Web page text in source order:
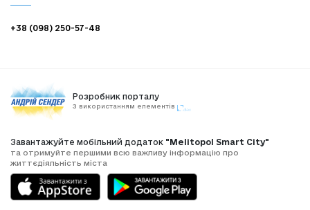
+38 (098) 250-57-48
Розробник порталу
З використанням елементів
Завантажуйте мобільний додаток "Melitopol Smart City"
та отримуйте першими всю важливу інформацію про
життєдіяльність міста